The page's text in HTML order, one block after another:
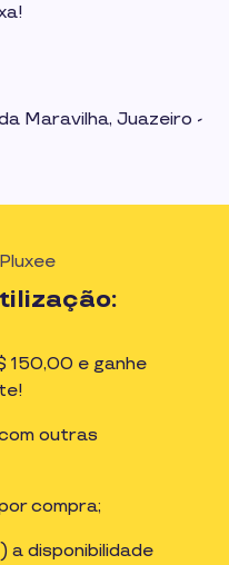
Maravilha, Juazeiro -
150,00 e ganhe
outras
compra;
disponibilidade